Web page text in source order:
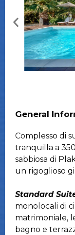
General
Complesso di
tranquilla a
sabbiosa di
un rigoglioso
Standard
monolocali di
matrimoniale,
bagno e